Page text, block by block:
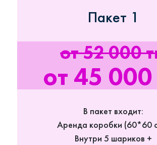
Пакет 1
от 52 000
от 45 000
В пакет входит:
Аренда коробки (60*60
Внутри 5 шариков +